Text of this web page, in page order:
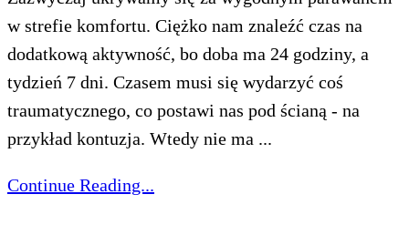
w strefie komfortu. Ciężko nam znaleźć czas na
dodatkową aktywność, bo doba ma 24 godziny, a
tydzień 7 dni. Czasem musi się wydarzyć coś
traumatycznego, co postawi nas pod ścianą - na
przykład kontuzja. Wtedy nie ma ...
Continue Reading...